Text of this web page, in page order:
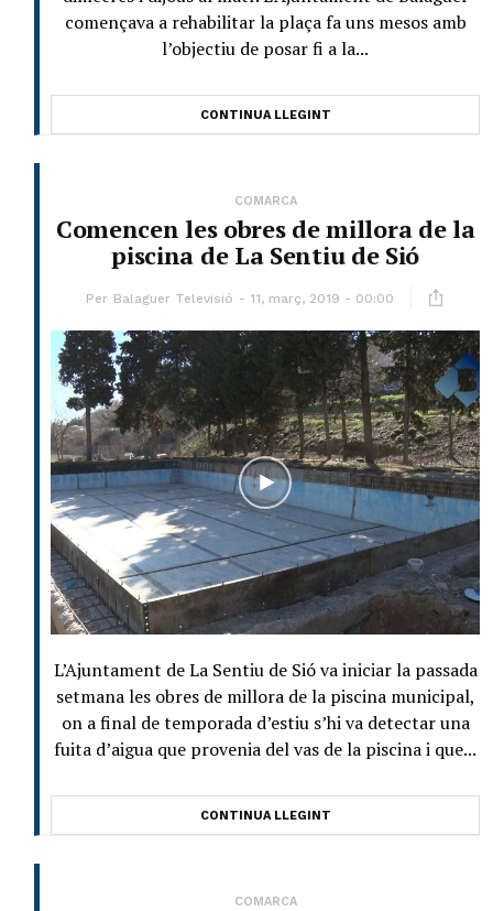
començava a rehabilitar la plaça fa uns mesos amb
l’objectiu de posar fi a la...
CONTINUA LLEGINT
COMARCA
Comencen les obres de millora de la
piscina de La Sentiu de Sió
Per Balaguer Televisió 11, març, 2019 - 00:00
L’Ajuntament de La Sentiu de Sió va iniciar la passada
setmana les obres de millora de la piscina municipal,
on a final de temporada d’estiu s’hi va detectar una
fuita d’aigua que provenia del vas de la piscina i que...
CONTINUA LLEGINT
COMARCA